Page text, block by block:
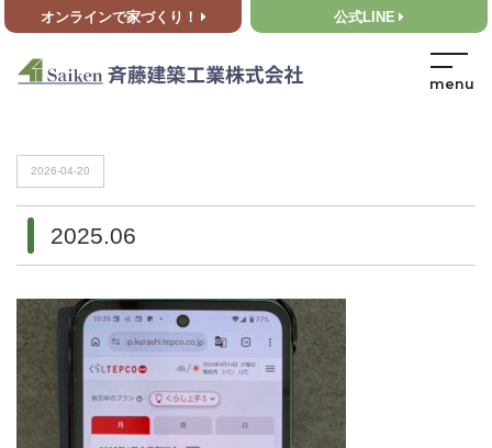
オンラインで家づくり！ 公式LINE
HOME>2025.06
2026-04-20
2025.06